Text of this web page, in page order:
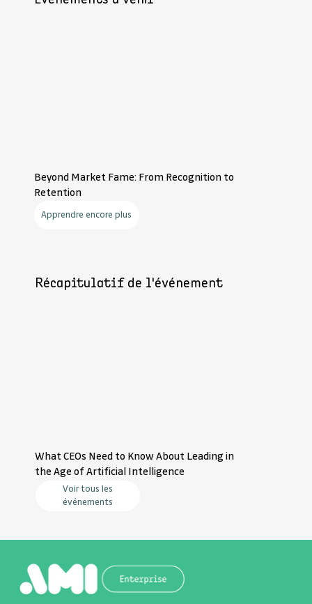
Beyond Market Fame: From Recognition to
Retention
Apprendre encore plus
Récapitulatif de l'événement
What CEOs Need to Know About Leading in
the Age of Artificial Intelligence
Voir tous les
événements